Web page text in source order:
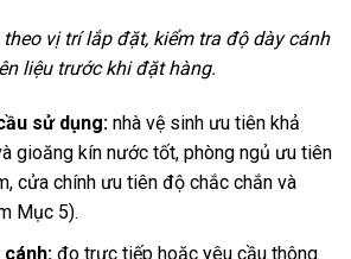
vị trí lắp đặt, kiểm tra độ dày cánh
liệu trước khi đặt hàng.
sử dụng:nhà vệ sinh ưu tiên khả
gioăng kín nước tốt, phòng ngủ ưu tiên
cửa chính ưu tiên độ chắc chắn và
Mục 5).
cánh:đo trực tiếp hoặc yêu cầu thông